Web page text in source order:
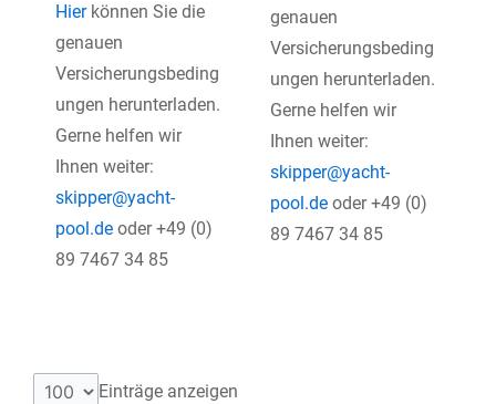
Hierkönnen Sie die
genauen
Versicherungsbeding
ungen herunterladen.
Gerne helfen wir
Ihnen weiter:
skipper@yacht-
pool.de oder +49 (0)
89 7467 34 85
genauen
Versicherungsbeding
ungen herunterladen.
Gerne helfen wir
Ihnen weiter:
skipper@yacht-
pool.de oder +49 (0)
89 7467 34 85
Einträge anzeigen